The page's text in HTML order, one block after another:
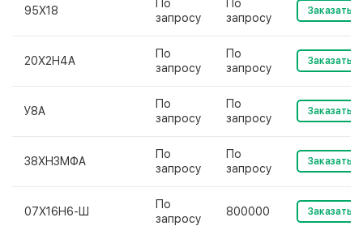
95Х18
По
запросу
По
запросу
Заказать
20Х2Н4А
По
запросу
По
запросу
Заказать
У8А
По
запросу
По
запросу
Заказать
38ХН3МФА
По
запросу
По
запросу
Заказать
07Х16Н6-Ш
По
запросу
800000 Заказать